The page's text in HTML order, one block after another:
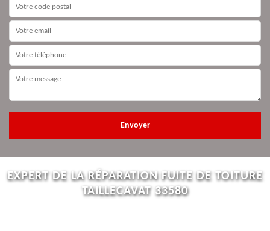
EXPERT DE LA RÉPARATION FUITE DE TOITURE
TAILLECAVAT 33580